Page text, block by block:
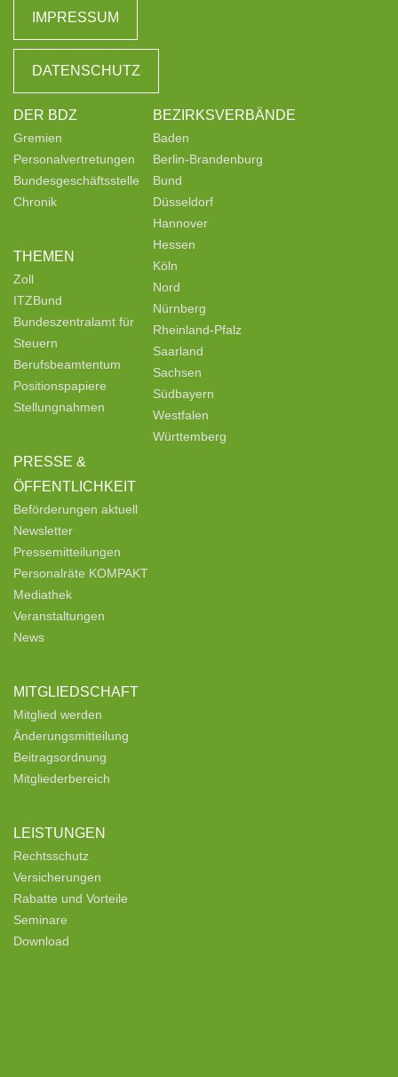
IMPRESSUM
DATENSCHUTZ
DER BDZ
Gremien
Personalvertretungen
Bundesgeschäftsstelle
Chronik
THEMEN
Zoll
ITZBund
Bundeszentralamt für
Steuern
Berufsbeamtentum
Positionspapiere
Stellungnahmen
PRESSE &
ÖFFENTLICHKEIT
Beförderungen aktuell
Newsletter
Pressemitteilungen
Personalräte KOMPAKT
Mediathek
Veranstaltungen
News
MITGLIEDSCHAFT
Mitglied werden
Änderungsmitteilung
Beitragsordnung
Mitgliederbereich
LEISTUNGEN
Rechtsschutz
Versicherungen
Rabatte und Vorteile
Seminare
Download
BEZIRKSVERBÄNDE
Baden
Berlin-Brandenburg
Bund
Düsseldorf
Hannover
Hessen
Köln
Nord
Nürnberg
Rheinland-Pfalz
Saarland
Sachsen
Südbayern
Westfalen
Württemberg